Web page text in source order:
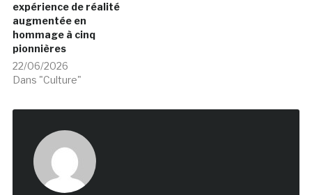
expérience de réalité
augmentée en
hommage à cinq
pionnières
22/06/2026
Dans "Culture"